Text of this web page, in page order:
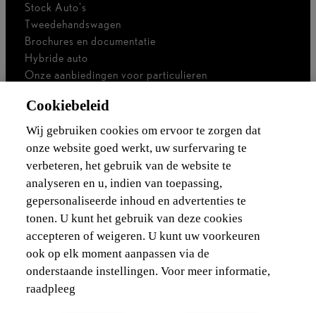
Stock Auto's
Tweedehandswagen
Brochures en documentatie
Hybride auto
Onze aanbiedingen voor particulieren
Bedrijfswagen
Ik ben zelfstandig
Voor vlootbeheerders
Waarborgen & financieringen
Ontdek Lexus
Wettelijke vermelding
Cookiebeleid
Wij gebruiken cookies om ervoor te zorgen dat
onze website goed werkt, uw surfervaring te
verbeteren, het gebruik van de website te
analyseren en u, indien van toepassing,
gepersonaliseerde inhoud en advertenties te
tonen. U kunt het gebruik van deze cookies
accepteren of weigeren. U kunt uw voorkeuren
ook op elk moment aanpassen via de
onderstaande instellingen. Voor meer informatie,
raadpleeg